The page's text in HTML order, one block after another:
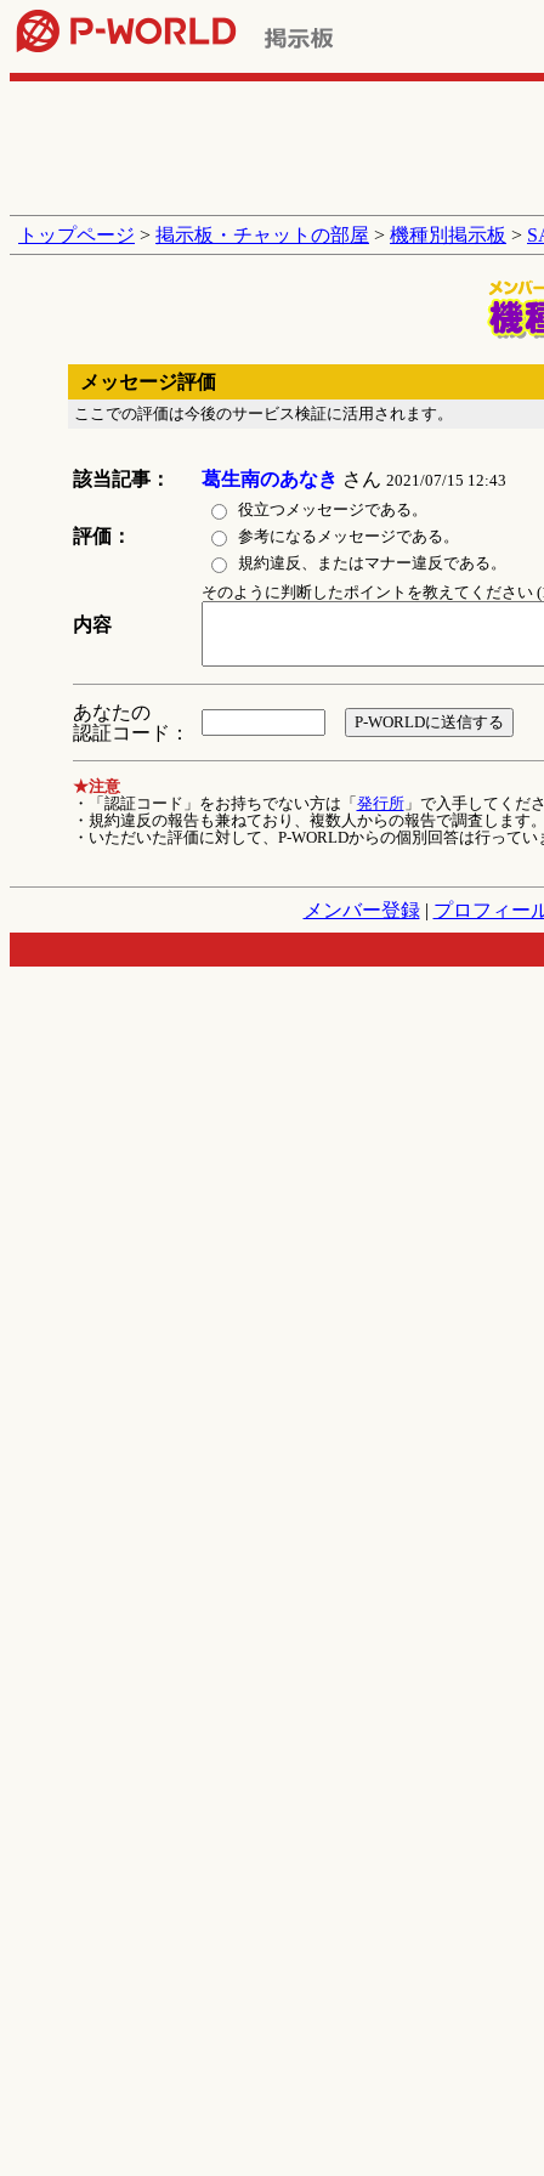
トップページ > 掲示板・チャットの部屋 > 機種別掲示板 >
メッセージ評価
ここでの評価は今後のサービス検証に活用されます。
該当記事： 葛生南のあなき さん 2021/07/15 12:43
評価：
役立つメッセージである。
参考になるメッセージである。
規約違反、またはマナー違反である。
内容
そのように判断したポイントを教えてください
あなたの
認証コード：
★注意
・「認証コード」をお持ちでない方は「 発行所」で入手してくだ
・規約違反の報告も兼ねており、複数人からの報告で調査します
・いただいた評価に対して、P-WORLDからの個別回答は行ってい
メンバー登録| プロフィー